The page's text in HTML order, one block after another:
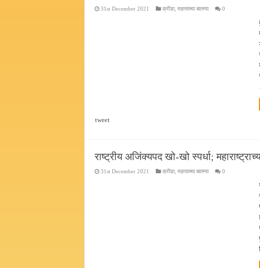
31st December 2021 क्रीडा, महत्वाच्या बातम्या 0
tweet
राष्ट्रीय अजिंक्यपद खो-खो स्पर्धा;
31st December 2021 क्रीडा, महत्वाच्या बातम्या 0